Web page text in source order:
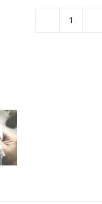
2.15mm